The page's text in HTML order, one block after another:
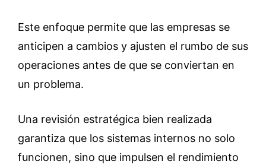
Este enfoque permite que las empresas se
anticipen a cambios y ajusten el rumbo de sus
operaciones antes de que se conviertan en
un problema.
Una revisión estratégica bien realizada
garantiza que los sistemas internos no solo
funcionen, sino que impulsen el rendimiento